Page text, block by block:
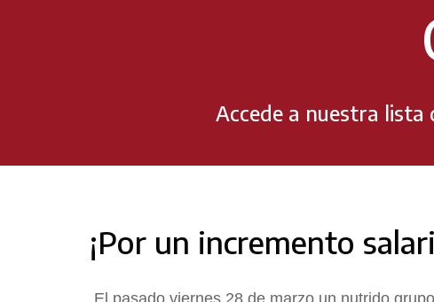
Accede a nuestra lista
¡Por un incremento
El pasado viernes 28 de marzo un nutrido